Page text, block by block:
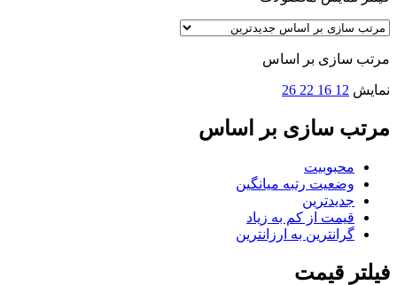
مرتب سازی بر اساس
نمایش 12
16
22
26
مرتب سازی بر اساس
محبوبیت
وضعیت رتبه میانگین
جدیدترین
قیمت از کم به زیاد
گرانترین به ارزانترین
فیلتر قیمت